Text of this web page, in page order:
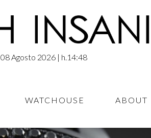
08 Agosto 2026 | h.14:48
WATCHOUSE ABOUT